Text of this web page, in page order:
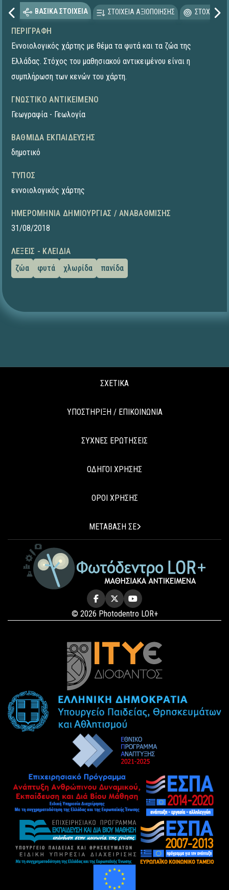
ΒΑΣΙΚΑ ΣΤΟΙΧΕΙΑ ΣΤΟΙΧΕΙΑ ΑΞΙΟΠΟΙΗΣΗΣ
ΠΕΡΙΓΡΑΦΉ
Εννοιολογικός χάρτης με θέμα τα φυτά και τα ζώα της
Ελλάδας. Στόχος του μαθησιακού αντικειμένου είναι η
συμπλήρωση των κενών του χάρτη.
ΓΝΩΣΤΙΚΌ ΑΝΤΙΚΕΊΜΕΝΟ
Γεωγραφία - Γεωλογία
ΒΑΘΜΊΔΑ ΕΚΠΑΊΔΕΥΣΗΣ
δημοτικό
ΤΎΠΟΣ
εννοιολογικός χάρτης
ΗΜΕΡΟΜΗΝΊΑ ΔΗΜΙΟΥΡΓΊΑΣ / ΑΝΑΒΆΘΜΙΣΗΣ
31/08/2018
ΛΈΞΕΙΣ - ΚΛΕΙΔΙΆ
ζώα
φυτά χλωρίδα πανίδα
ΣΧΕΤΙΚΑ
ΥΠΟΣΤΗΡΙΞΗ / ΕΠΙΚΟΙΝΩΝΙΑ
ΣΥΧΝΕΣ ΕΡΩΤΗΣΕΙΣ
ΟΔΗΓΟΙ ΧΡΗΣΗΣ
ΟΡΟΙ ΧΡΗΣΗΣ
ΜΕΤΑΒΑΣΗ ΣΕ
© 2026 Photodentro LOR+